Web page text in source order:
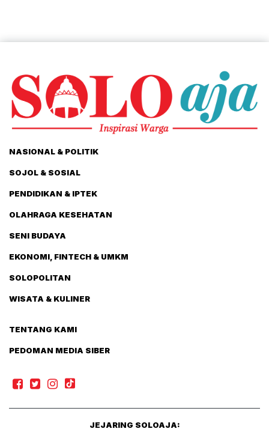
NASIONAL & POLITIK
SOJOL & SOSIAL
PENDIDIKAN & IPTEK
OLAHRAGA KESEHATAN
SENI BUDAYA
EKONOMI, FINTECH & UMKM
SOLOPOLITAN
WISATA & KULINER
TENTANG KAMI
PEDOMAN MEDIA SIBER
JEJARING SOLOAJA: